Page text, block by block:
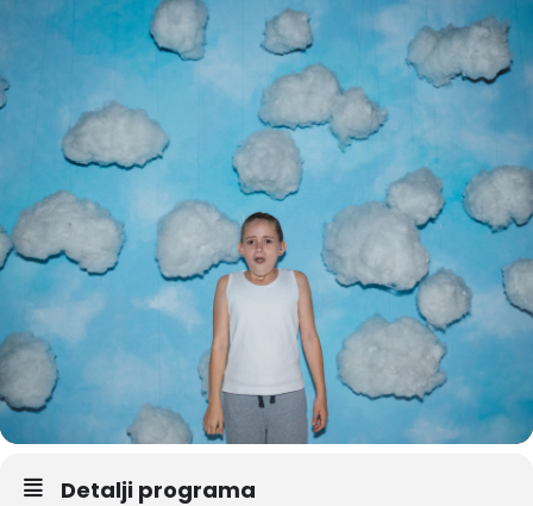
Detalji programa